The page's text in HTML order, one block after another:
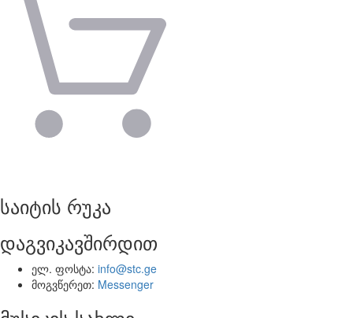
საიტის რუკა
დაგვიკავშირდით
ელ. ფოსტა: info@stc.ge
მოგვწერეთ: Messenger